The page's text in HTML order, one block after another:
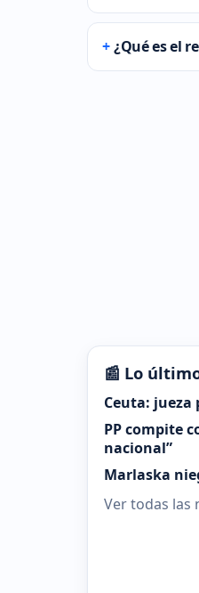
¿Qué es el
📰 Lo
Ceuta: jueza
PP compite
nacional”
Marlaska
Ver todas las